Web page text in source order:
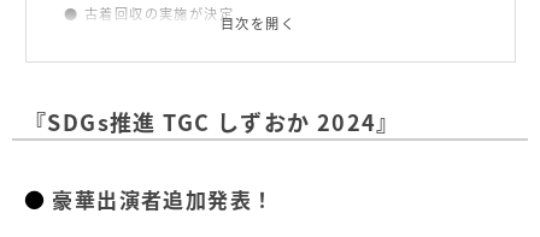
古着回収の実施が決定目次を開く
『SDGs推進 TGC しずおか 2024』
豪華出演者追加発表！